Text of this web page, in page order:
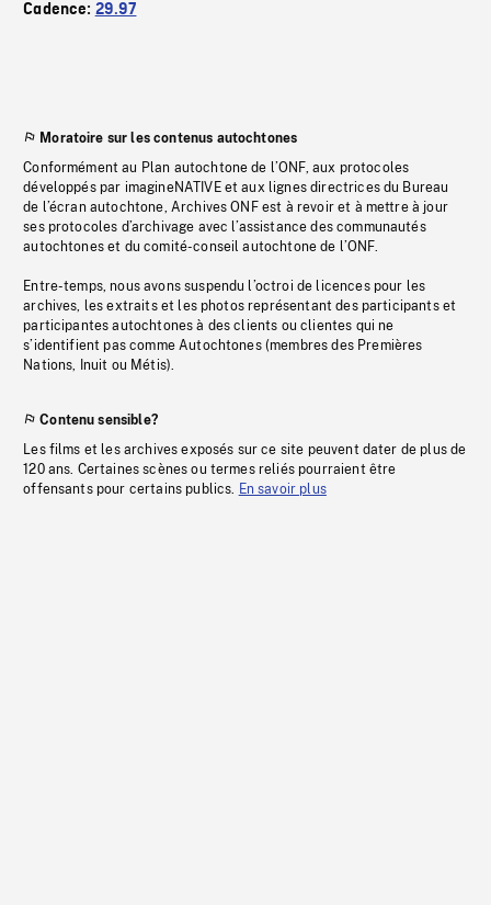
Cadence: 29.97
Moratoire sur les contenus autochtones
Conformément au Plan autochtone de l’ONF, aux protocoles
développés par imagineNATIVE et aux lignes directrices du Bureau
de l’écran autochtone, Archives ONF est à revoir et à mettre à jour
ses protocoles d’archivage avec l’assistance des communautés
autochtones et du comité-conseil autochtone de l’ONF.
Entre-temps, nous avons suspendu l’octroi de licences pour les
archives, les extraits et les photos représentant des participants et
participantes autochtones à des clients ou clientes qui ne
s’identifient pas comme Autochtones (membres des Premières
Nations, Inuit ou Métis).
Contenu sensible?
Les films et les archives exposés sur ce site peuvent dater de plus de
120 ans. Certaines scènes ou termes reliés pourraient être
offensants pour certains publics. En savoir plus